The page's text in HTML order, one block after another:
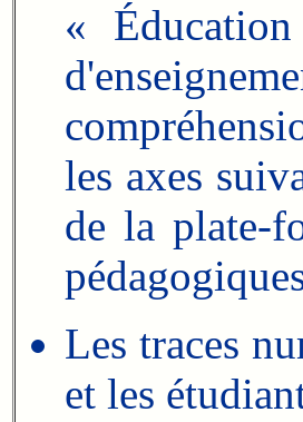
«
les axes
de la plate-
Les traces
et les